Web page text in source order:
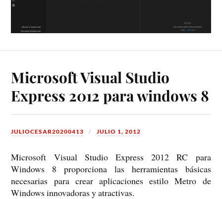
Microsoft Visual Studio
Express 2012 para windows 8
JULIOCESAR20200413 JULIO 1, 2012
Microsoft Visual Studio Express 2012 RC para
Windows 8 proporciona las herramientas básicas
necesarias para crear aplicaciones estilo Metro de
Windows innovadoras y atractivas.